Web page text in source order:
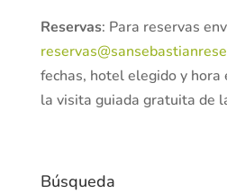
Reservas: Para reservas
fechas, hotel elegido y
la visita guiada gratuita de
Búsqueda